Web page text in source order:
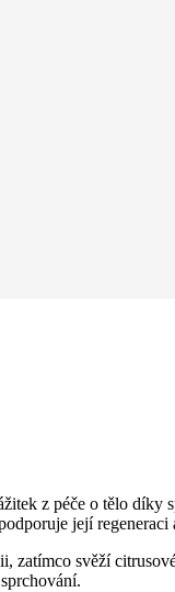
z péče o tělo díky
její regeneraci
zatímco svěží